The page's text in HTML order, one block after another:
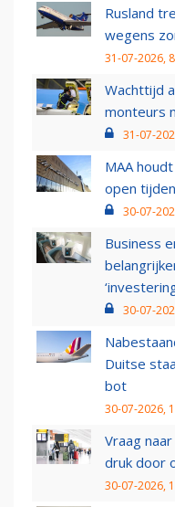
Rusland
wegens
31-07-2026,
Wachttijd
monteurs
31-07-
MAA
open
30-07-
Business
30-07-
Duitse
bot
30-07-2026,
Vraag
druk door
30-07-2026,